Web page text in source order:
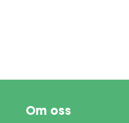
Om oss